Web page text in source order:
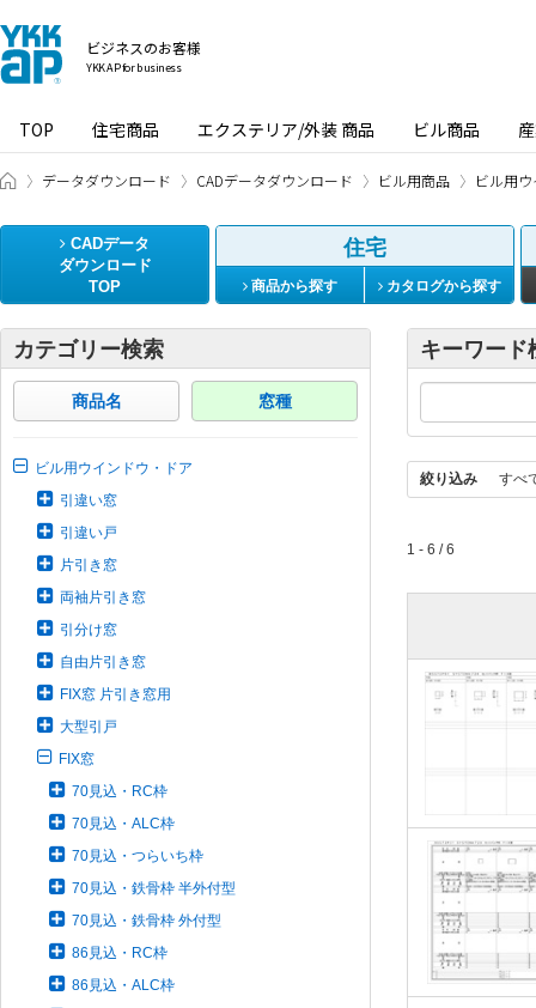
ビジネスのお客様
YKK AP for business
TOP 住宅商品 エクステリア/外装 商品 ビル商品
ビジネスのお客様 HOME
データダウンロード CADデータダウンロード ビル用商品 ビル用
CADデータ
ダウンロード
TOP
住宅
商品から探す カタログから探す
カテゴリー検索
商品名 窓種
ビル用ウインドウ・ドア
引違い窓
引違い戸
片引き窓
両袖片引き窓
引分け窓
自由片引き窓
FIX窓 片引き窓用
大型引戸
FIX窓
70見込・RC枠
70見込・ALC枠
70見込・つらいち枠
70見込・鉄骨枠 半外付型
70見込・鉄骨枠 外付型
86見込・RC枠
86見込・ALC枠
キーワード
絞り込み すべ
1 - 6 / 6